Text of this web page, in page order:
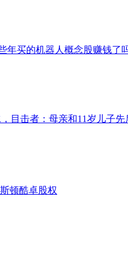
年买的机器人概念股赚钱了
目击者：母亲和11岁儿子先
顿酷卓股权